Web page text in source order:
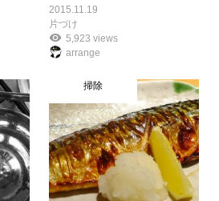
2015.11.19
片づけ
5,923 views
arrange
掃除